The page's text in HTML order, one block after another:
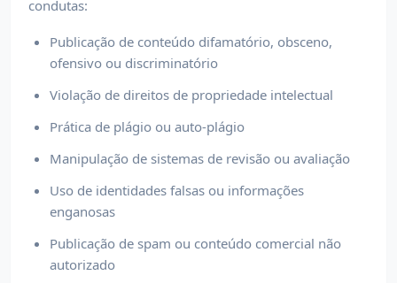
condutas:
Publicação de conteúdo difamatório, obsceno,
ofensivo ou discriminatório
Violação de direitos de propriedade intelectual
Prática de plágio ou auto-plágio
Manipulação de sistemas de revisão ou avaliação
Uso de identidades falsas ou informações
enganosas
Publicação de spam ou conteúdo comercial não
autorizado